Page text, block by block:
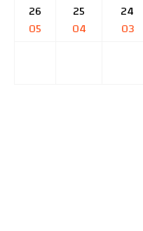
24
03
25
04
26
05